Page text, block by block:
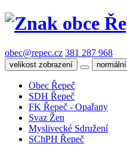
obec@repec.cz 381 287 968
velikost zobrazení normální
Obec Řepeč
SDH Řepeč
FK Řepeč - Opařany
Svaz Žen
Myslivecké Sdružení
SChPH Řepeč